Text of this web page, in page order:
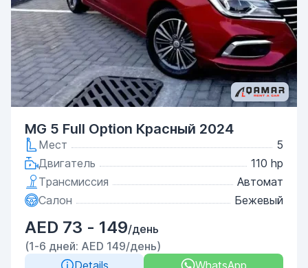
MG 5 Full Option Красный 2024
Мест
5
Двигатель
110 hp
Трансмиссия
Автомат
Салон
Бежевый
AED 73 - 149/день
(1-6 дней: AED 149/день)
Details
WhatsApp